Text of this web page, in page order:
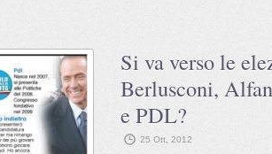
Si va verso le
Berlusconi,
e PDL?
25 Ott, 2012